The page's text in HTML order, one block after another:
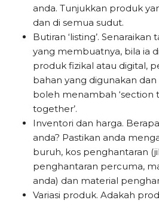
anda. Tunjukkan produk
dan di semua sudut.
Butiran ‘listing’.
yang membuatnya, bila ia
produk fizikal atau digital,
bahan yang digunakan dan
boleh menambah
together’.
Inventori dan harga.
anda? Pastikan anda
buruh, kos penghantaran
penghantaran percuma,
anda) dan material
Variasi produk. Adakah